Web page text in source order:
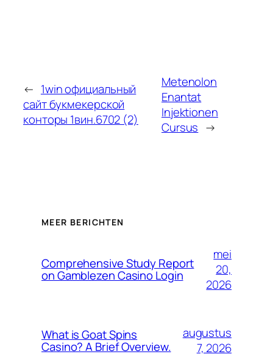
← 1win официальный
сайт букмекерской
конторы 1вин.6702 (2)
Metenolon
Enantat
Injektionen
Cursus →
MEER BERICHTEN
Comprehensive Study Report
on Gamblezen Casino Login
mei
20,
2026
What is Goat Spins
Casino? A Brief Overview.
augustus
7, 2026